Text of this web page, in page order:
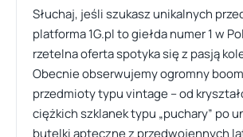
Słuchaj, jeśli szukasz unikalnych
platforma 1G.pl to giełda numer 1 w
rzetelna oferta spotyka się z pasją
Obecnie obserwujemy ogromny
przedmioty typu vintage – od
ciężkich szklanek typu „puchary” po
butelki apteczne z przedwojennych